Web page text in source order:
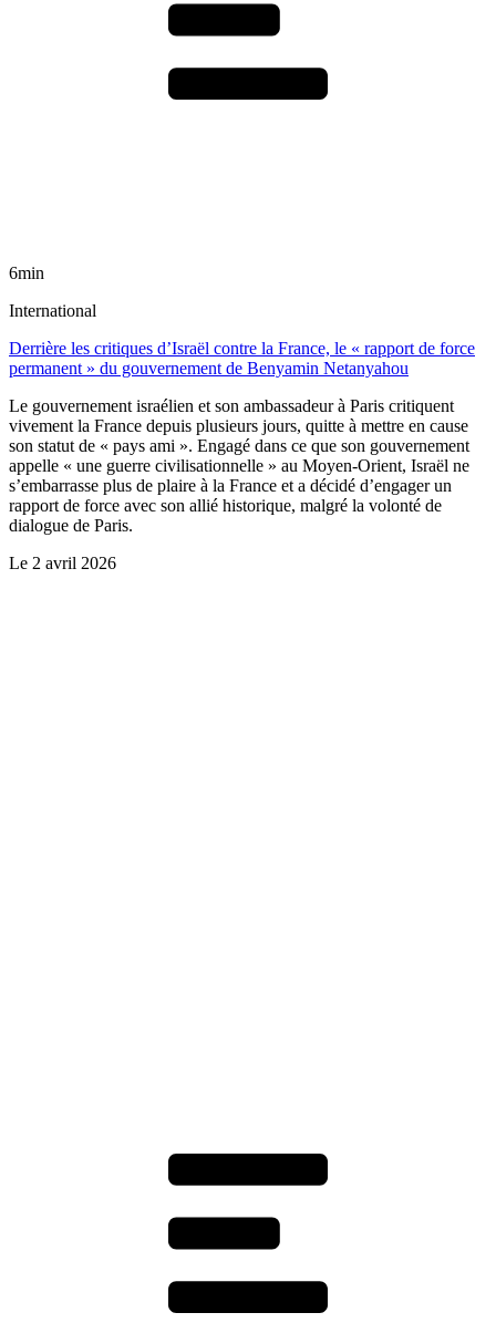
6min
International
Derrière les critiques d’Israël contre la France, le « rapport de force
permanent » du gouvernement de Benyamin Netanyahou
Le gouvernement israélien et son ambassadeur à Paris critiquent
vivement la France depuis plusieurs jours, quitte à mettre en cause
son statut de « pays ami ». Engagé dans ce que son gouvernement
appelle « une guerre civilisationnelle » au Moyen-Orient, Israël ne
s’embarrasse plus de plaire à la France et a décidé d’engager un
rapport de force avec son allié historique, malgré la volonté de
dialogue de Paris.
Le 2 avril 2026